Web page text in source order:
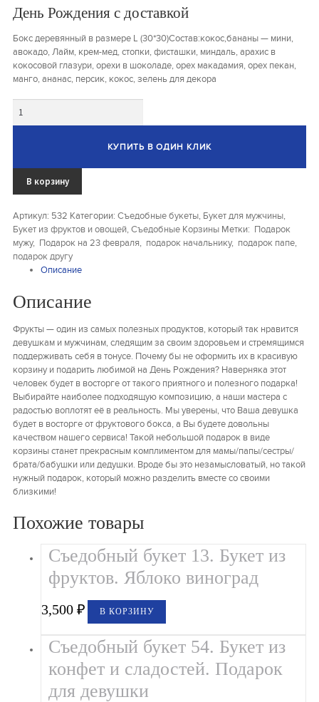
Детские букеты
Букет учителю
Съедобные Корзины
Букеты из раков и рыбы
Доставка
Контакты
День Рождения с доставкой
Бокс деревянный в размере L (30*30)Состав:кокос,бананы — мини,
авокадо, Лайм, крем-мед, стопки, фисташки, миндаль, арахис в
кокосовой глазури, орехи в шоколаде, орех макадамия, орех пекан,
манго, ананас, персик, кокос, зелень для декора
КУПИТЬ В ОДИН КЛИК
В корзину
Артикул: 532 Категории:Съедобные букеты, Букет для мужчины,
Букет из фруктов и овощей,Съедобные Корзины Метки: Подарок
мужу, Подарок на 23 февраля, подарок начальнику, подарок папе,
подарок другу
Описание
Описание
Фрукты — один из самых полезных продуктов, который так нравится
девушкам и мужчинам, следящим за своим здоровьем и стремящимся
поддерживать себя в тонусе. Почему бы не оформить их в красивую
корзину и подарить любимой на День Рождения? Наверняка этот
человек будет в восторге от такого приятного и полезного подарка!
Выбирайте наиболее подходящую композицию, а наши мастера с
радостью воплотят её в реальность. Мы уверены, что Ваша девушка
будет в восторге от фруктового бокса, а Вы будете довольны
качеством нашего сервиса! Такой небольшой подарок в виде
корзины станет прекрасным комплиментом для мамы/папы/сестры/
брата/бабушки или дедушки. Вроде бы это незамысловатый, но такой
нужный подарок, который можно разделить вместе со своими
близкими!
Похожие товары
Съедобный букет 13. Букет из
фруктов. Яблоко виноград
3,500₽ В КОРЗИНУ
Съедобный букет 54. Букет из
конфет и сладостей. Подарок
для девушки